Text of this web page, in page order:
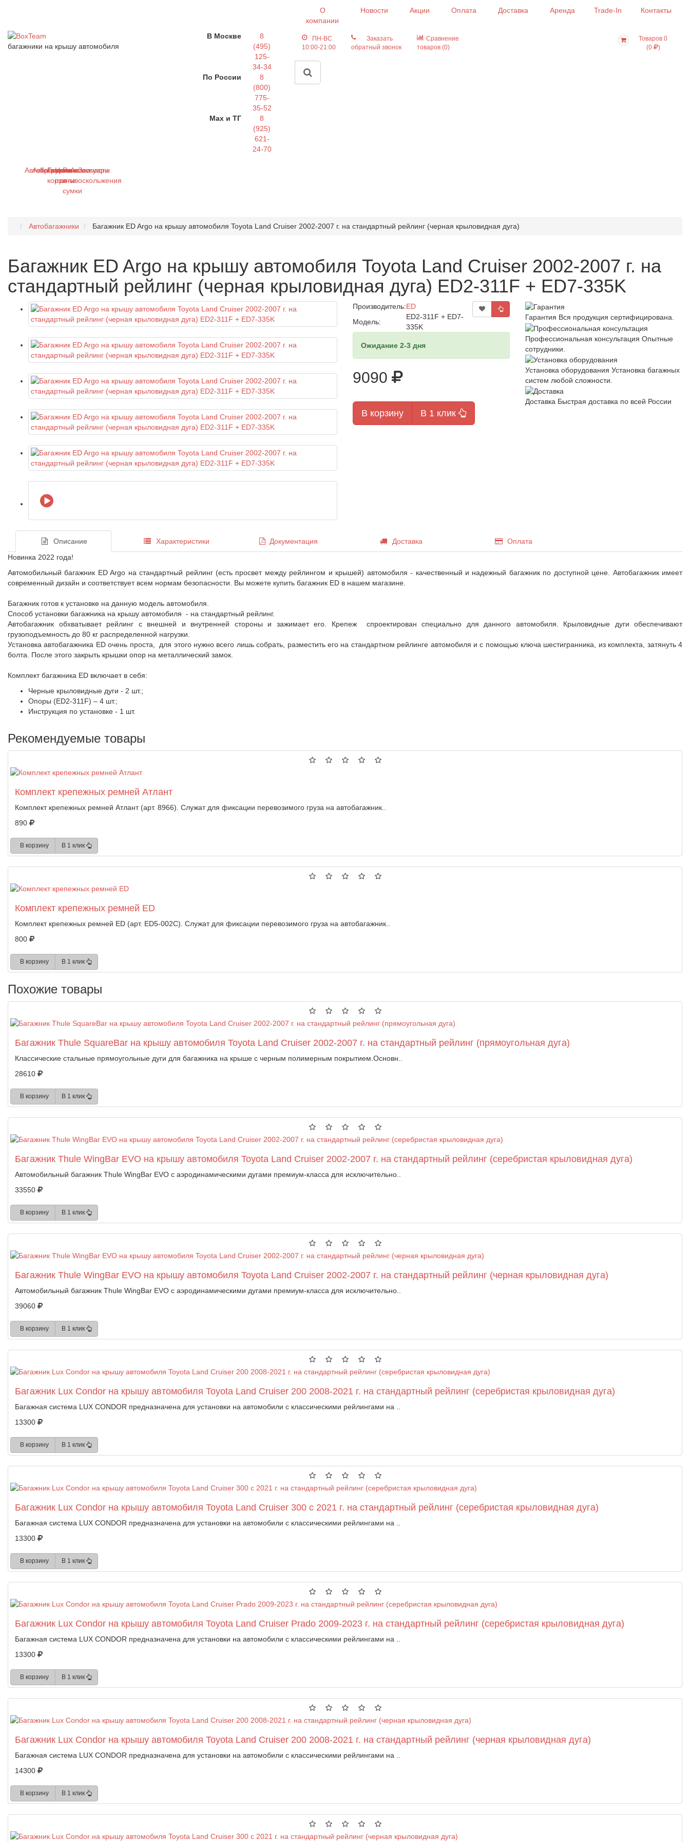
О
компании
Новости Акции Оплата Доставка Аренда Trade-In Контакты
багажники на крышу автомобиля
В Москве
8
(495)
125-
34-34
По России
8
(800)
775-
35-52
Max и ТГ
8
(925)
621-
24-70
ПН-ВС
10:00-21:00
Заказать
обратный звонок
Сравнение
товаров (0)
Товаров 0
(0
)
Автобагажники
Автобоксы
Крепления
Грузовые
корзины
Цепи
противоскольжения
Рюкзаки
и
сумки
Аксессуары
Запчасти
Автобагажники Багажник ED Argo на крышу автомобиля Toyota Land Cruiser 2002-2007 г. на стандартный рейлинг (черная крыловидная дуга)
Багажник ED Argo на крышу автомобиля Toyota Land Cruiser 2002-2007 г. на
стандартный рейлинг (черная крыловидная дуга) ED2-311F + ED7-335K
Производитель:ED
Модель:
ED2-311F + ED7-
335K
Ожидание 2-3 дня
9090
В корзину В 1 клик
Гарантия Вся продукция сертифицирована.
Профессиональная консультация Опытные
сотрудники.
Установка оборудования Установка багажных
систем любой сложности.
Доставка Быстрая доставка по всей России
Описание Характеристики Документация Доставка
Оплата
Новинка 2022 года!
Автомобильный багажник ED Argo на стандартный рейлинг (есть просвет между рейлингом и крышей) автомобиля - качественный и надежный багажник по доступной цене. Автобагажник имеет
современный дизайн и соответствует всем нормам безопасности. Вы можете купить багажник ED в нашем магазине.
Багажник готов к установке на данную модель автомобиля.
Способ установки багажника на крышу автомобиля - на стандартный рейлинг.
Автобагажник обхватывает рейлинг с внешней и внутренней стороны и зажимает его. Крепеж спроектирован специально для данного автомобиля. Крыловидные дуги обеспечивают
грузоподъемность до 80 кг распределенной нагрузки.
Установка автобагажника ED очень проста, для этого нужно всего лишь собрать, разместить его на стандартном рейлинге автомобиля и с помощью ключа шестигранника, из комплекта, затянуть 4
болта. После этого закрыть крышки опор на металлический замок.
Комплект багажника ED включает в себя:
Черные крыловидные дуги - 2 шт.;
Опоры (ED2-311F) – 4 шт.;
Инструкция по установке - 1 шт.
Рекомендуемые товары
Комплект крепежных ремней Атлант
Комплект крепежных ремней Атлант (арт. 8966). Служат для фиксации перевозимого груза на автобагажник..
890
В корзину В 1 клик
Комплект крепежных ремней ED
Комплект крепежных ремней ED (арт. ED5-002C). Служат для фиксации перевозимого груза на автобагажник..
800
В корзину В 1 клик
Похожие товары
Багажник Thule SquareBar на крышу автомобиля Toyota Land Cruiser 2002-2007 г. на стандартный рейлинг (прямоугольная дуга)
Классические стальные прямоугольные дуги для багажника на крыше с черным полимерным покрытием.Основн..
28610
В корзину В 1 клик
Багажник Thule WingBar EVO на крышу автомобиля Toyota Land Cruiser 2002-2007 г. на стандартный рейлинг (серебристая крыловидная дуга)
Автомобильный багажник Thule WingBar EVO с аэродинамическими дугами премиум-класса для исключительно..
33550
В корзину В 1 клик
Багажник Thule WingBar EVO на крышу автомобиля Toyota Land Cruiser 2002-2007 г. на стандартный рейлинг (черная крыловидная дуга)
Автомобильный багажник Thule WingBar EVO с аэродинамическими дугами премиум-класса для исключительно..
39060
В корзину В 1 клик
Багажник Lux Condor на крышу автомобиля Toyota Land Cruiser 200 2008-2021 г. на стандартный рейлинг (серебристая крыловидная дуга)
Багажная система LUX CONDOR предназначена для установки на автомобили с классическими рейлингами на ..
13300
В корзину В 1 клик
Багажник Lux Condor на крышу автомобиля Toyota Land Cruiser 300 с 2021 г. на стандартный рейлинг (серебристая крыловидная дуга)
Багажная система LUX CONDOR предназначена для установки на автомобили с классическими рейлингами на ..
13300
В корзину В 1 клик
Багажник Lux Condor на крышу автомобиля Toyota Land Cruiser Prado 2009-2023 г. на стандартный рейлинг (серебристая крыловидная дуга)
Багажная система LUX CONDOR предназначена для установки на автомобили с классическими рейлингами на ..
13300
В корзину В 1 клик
Багажник Lux Condor на крышу автомобиля Toyota Land Cruiser 200 2008-2021 г. на стандартный рейлинг (черная крыловидная дуга)
Багажная система LUX CONDOR предназначена для установки на автомобили с классическими рейлингами на ..
14300
В корзину В 1 клик